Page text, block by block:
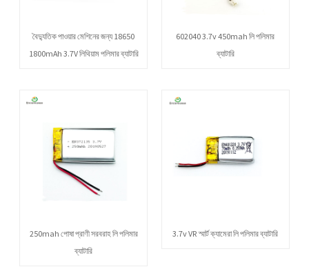
বৈদ্যুতিক পাওয়ার মেশিনের জন্য 18650
1800mAh 3.7V লিথিয়াম পলিমার ব্যাটারি
602040 3.7v 450mah লি পলিমার
ব্যাটারি
250mah পোষা প্রাণী সরবরাহ লি পলিমার
ব্যাটারি
3.7v VR স্মার্ট ক্যামেরা লি পলিমার ব্যাটারি